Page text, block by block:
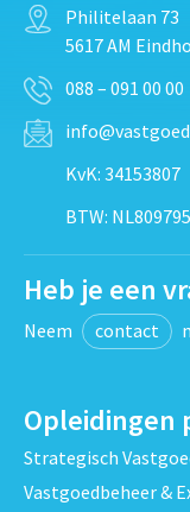
Philitelaan 73
5617 AM
088 – 091 00 00
KvK: 34153807
BTW:
Heb je een
Neem contact
Opleidingen
Strategisch
Vastgoedbeheer &